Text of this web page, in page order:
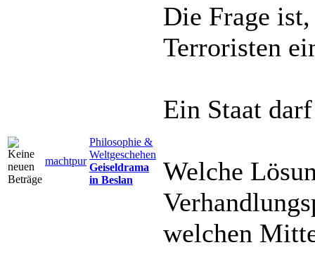
machtpur
Philosophie &
Weltgeschehen
Geiseldrama
in Beslan
Die Frage
Terroristen
Ein Staat
Welche
welchen